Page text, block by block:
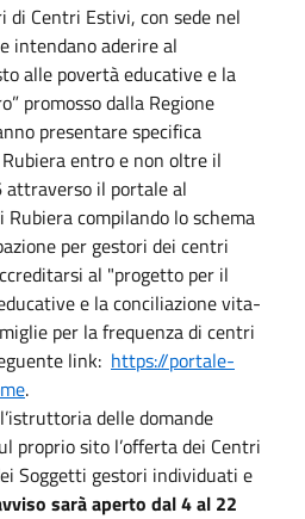
Centri Estivi, con sede nel
intendano aderire al
alle povertà educative e la
promosso dalla Regione
presentare specifica
entro e non oltre il
attraverso il portale al
compilando lo schema
per gestori dei centri
al "progetto per il
e la conciliazione vita-
per la frequenza di centri
link: https://portale-
.
delle domande
proprio sito l’offerta dei Centri
Soggetti gestori individuati e
sarà aperto dal 4 al 22